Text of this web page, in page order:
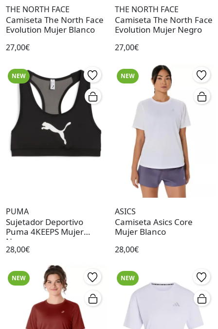
THE NORTH FACE
Camiseta The North Face
Evolution Mujer Blanco
27,00€
THE NORTH FACE
Camiseta The North Face
Evolution Mujer Negro
27,00€
NEW
PUMA
Sujetador Deportivo
Puma 4KEEPS Mujer
Negro
28,00€
NEW
ASICS
Camiseta Asics Core
Mujer Blanco
28,00€
NEW NEW